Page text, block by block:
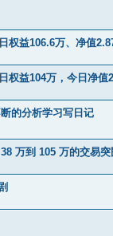
权益106.6万、净值
权益104万，今日净
的分析学习写日记
万到 105 万的交易突